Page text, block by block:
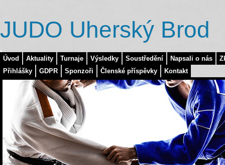
Úvod Aktuality Turnaje Výsledky Soustředění Napsali o nás
Přihlášky
GDPR Sponzoři Členské příspěvky Kontakt
JUDO Uherský Brod